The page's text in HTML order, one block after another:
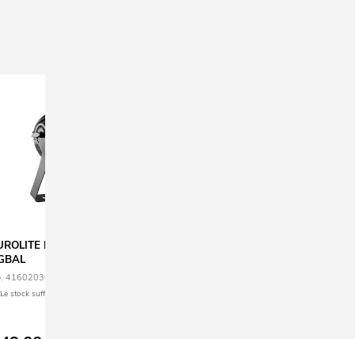
LED Theatre COB 200
41602036
Le stock suffit pour env. 12 semaines.